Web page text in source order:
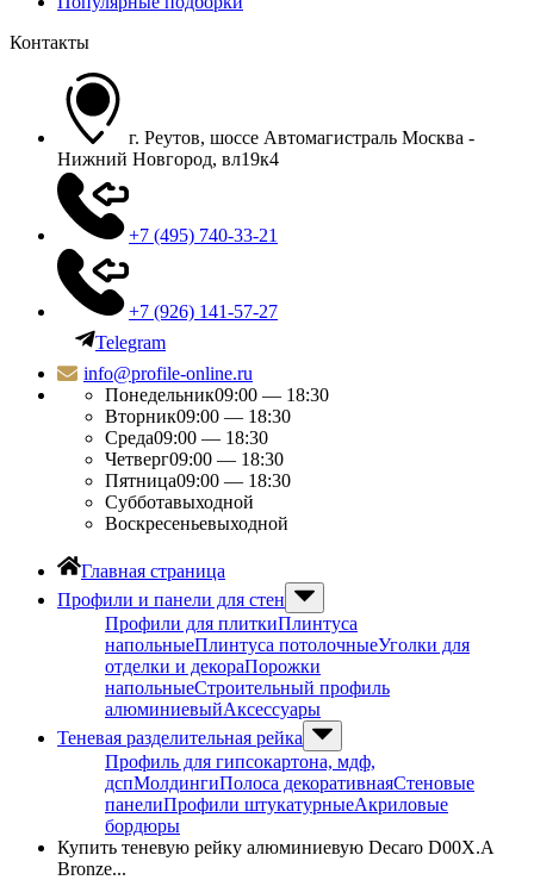
Контакты
г. Реутов, шоссе Автомагистраль Москва -
Нижний Новгород, вл19к4
+7 (495) 740-33-21
+7 (926) 141-57-27
Telegram
info@profile-online.ru
Понедельник09:00 — 18:30
Вторник09:00 — 18:30
Среда09:00 — 18:30
Четверг09:00 — 18:30
Пятница09:00 — 18:30
Субботавыходной
Воскресеньевыходной
Главная страница
Профили и панели для стен
Профили для плиткиПлинтуса
напольныеПлинтуса потолочныеУголки для
отделки и декораПорожки
напольныеСтроительный профиль
алюминиевыйАксессуары
Теневая разделительная рейка
Профиль для гипсокартона, мдф,
дспМолдингиПолоса декоративнаяСтеновые
панелиПрофили штукатурныеАкриловые
бордюры
Купить теневую рейку алюминиевую Decaro D00X.A
Bronze...